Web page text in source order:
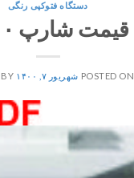
دستگاه فتوکپی رنگی
قیمت شارپ ۳۱۰۰
POSTED ON شهریور ۷, ۱۴۰۰